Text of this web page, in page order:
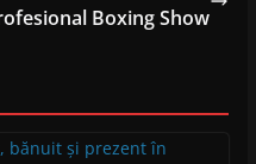
Boxing Show